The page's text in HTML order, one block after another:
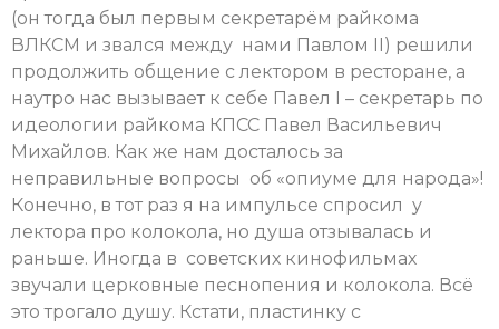
(он тогда был первым секретарём райкома
ВЛКСМ и звался между нами Павлом II) решили
продолжить общение с лектором в ресторане, а
наутро нас вызывает к себе Павел I – секретарь по
идеологии райкома КПСС Павел Васильевич
Михайлов. Как же нам досталось за
неправильные вопросы об «опиуме для народа»!
Конечно, в тот раз я на импульсе спросил у
лектора про колокола, но душа отзывалась и
раньше. Иногда в советских кинофильмах
звучали церковные песнопения и колокола. Всё
это трогало душу. Кстати, пластинку с